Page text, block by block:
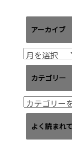
アーカイブ
ア
ー
イ
ブ
カテゴリー
カ
テ
リ
よく読まれ